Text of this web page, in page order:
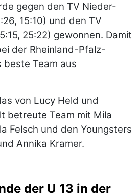
gegen den TV Nieder-
15:10) und den TV
25:22) gewonnen. Damit
der Rheinland-Pfalz-
Team aus
von Lucy Held und
betreute Team mit Mila
Felsch und den Youngsters
Annika Kramer.
der U 13 in der